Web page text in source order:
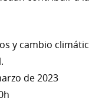
y cambio
de 2023